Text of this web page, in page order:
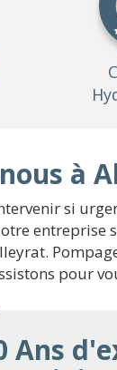
à
si
entreprise
pour
Ans